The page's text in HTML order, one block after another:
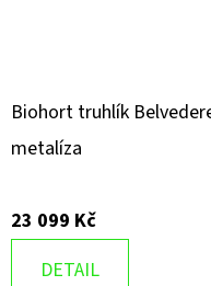
Biohort truhlík
metalíza
23 099 Kč
DETAIL